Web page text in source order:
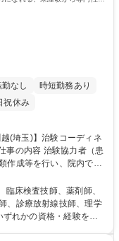
勤なし
時短勤務あり
祝休み
作成等を行い、院内での
方々の力になれる、未経
る患者
スケジュール管理 ■被
席 ■院内スタッフへの
床検査技師、薬剤師、
、診療放射線技師、理学
れかの資格・経験を有